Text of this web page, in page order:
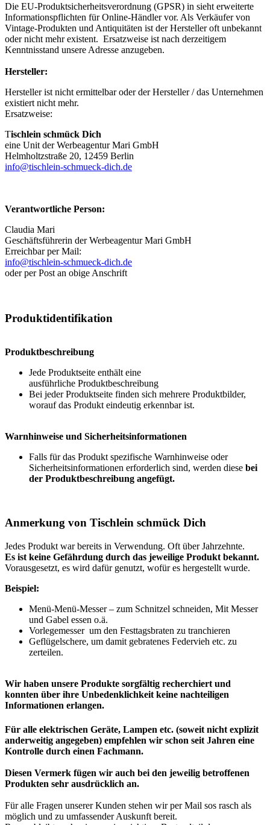
Die EU-Produktsicherheitsverordnung (GPSR) in sieht erweiterte
Informationspflichten für Online-Händler vor. Als Verkäufer von
Vintage-Produkten und Antiquitäten ist der Hersteller oft unbekannt
oder nicht mehr existent. Ersatzweise ist nach derzeitigem
Kenntnisstand unsere Adresse anzugeben.
Hersteller:
Hersteller ist nicht ermittelbar oder der Hersteller / das Unternehmen
existiert nicht mehr.
Ersatzweise:
Tischlein schmück Dich
eine Unit der Werbeagentur Mari GmbH
Helmholtzstraße 20, 12459 Berlin
info@tischlein-schmueck-dich.de
Verantwortliche Person:
Claudia Mari
Geschäftsführerin der Werbeagentur Mari GmbH
Erreichbar per Mail:
info@tischlein-schmueck-dich.de
oder per Post an obige Anschrift
Produktidentifikation
Produktbeschreibung
Jede Produktseite enthält eine
ausführliche Produktbeschreibung
Bei jeder Produktseite finden sich mehrere Produktbilder,
worauf das Produkt eindeutig erkennbar ist.
Warnhinweise und Sicherheitsinformationen
Falls für das Produkt spezifische Warnhinweise oder
Sicherheitsinformationen erforderlich sind, werden diese bei
der Produktbeschreibung angefügt.
Anmerkung von Tischlein schmück Dich
Jedes Produkt war bereits in Verwendung. Oft über Jahrzehnte.
Es ist keine Gefährdung durch das jeweilige Produkt bekannt.
Vorausgesetzt, es wird dafür genutzt, wofür es hergestellt wurde.
Beispiel:
Menü-Menü-Messer – zum Schnitzel schneiden, Mit Messer
und Gabel essen o.ä.
Vorlegemesser um den Festtagsbraten zu tranchieren
Geflügelschere, um damit gebratenes Federvieh etc. zu
zerteilen.
Wir haben unsere Produkte sorgfältig recherchiert und
konnten über ihre Unbedenklichkeit keine nachteiligen
Informationen erlangen.
Für alle elektrischen Geräte, Lampen etc. (soweit nicht explizit
anderweitig angegeben) empfehlen wir schon seit Jahren eine
Kontrolle durch einen Fachmann.
Diesen Vermerk fügen wir auch bei den jeweilig betroffenen
Produkten sehr ausdrücklich an.
Für alle Fragen unserer Kunden stehen wir per Mail sos rasch als
möglich und zu umfassender Auskunft bereit.